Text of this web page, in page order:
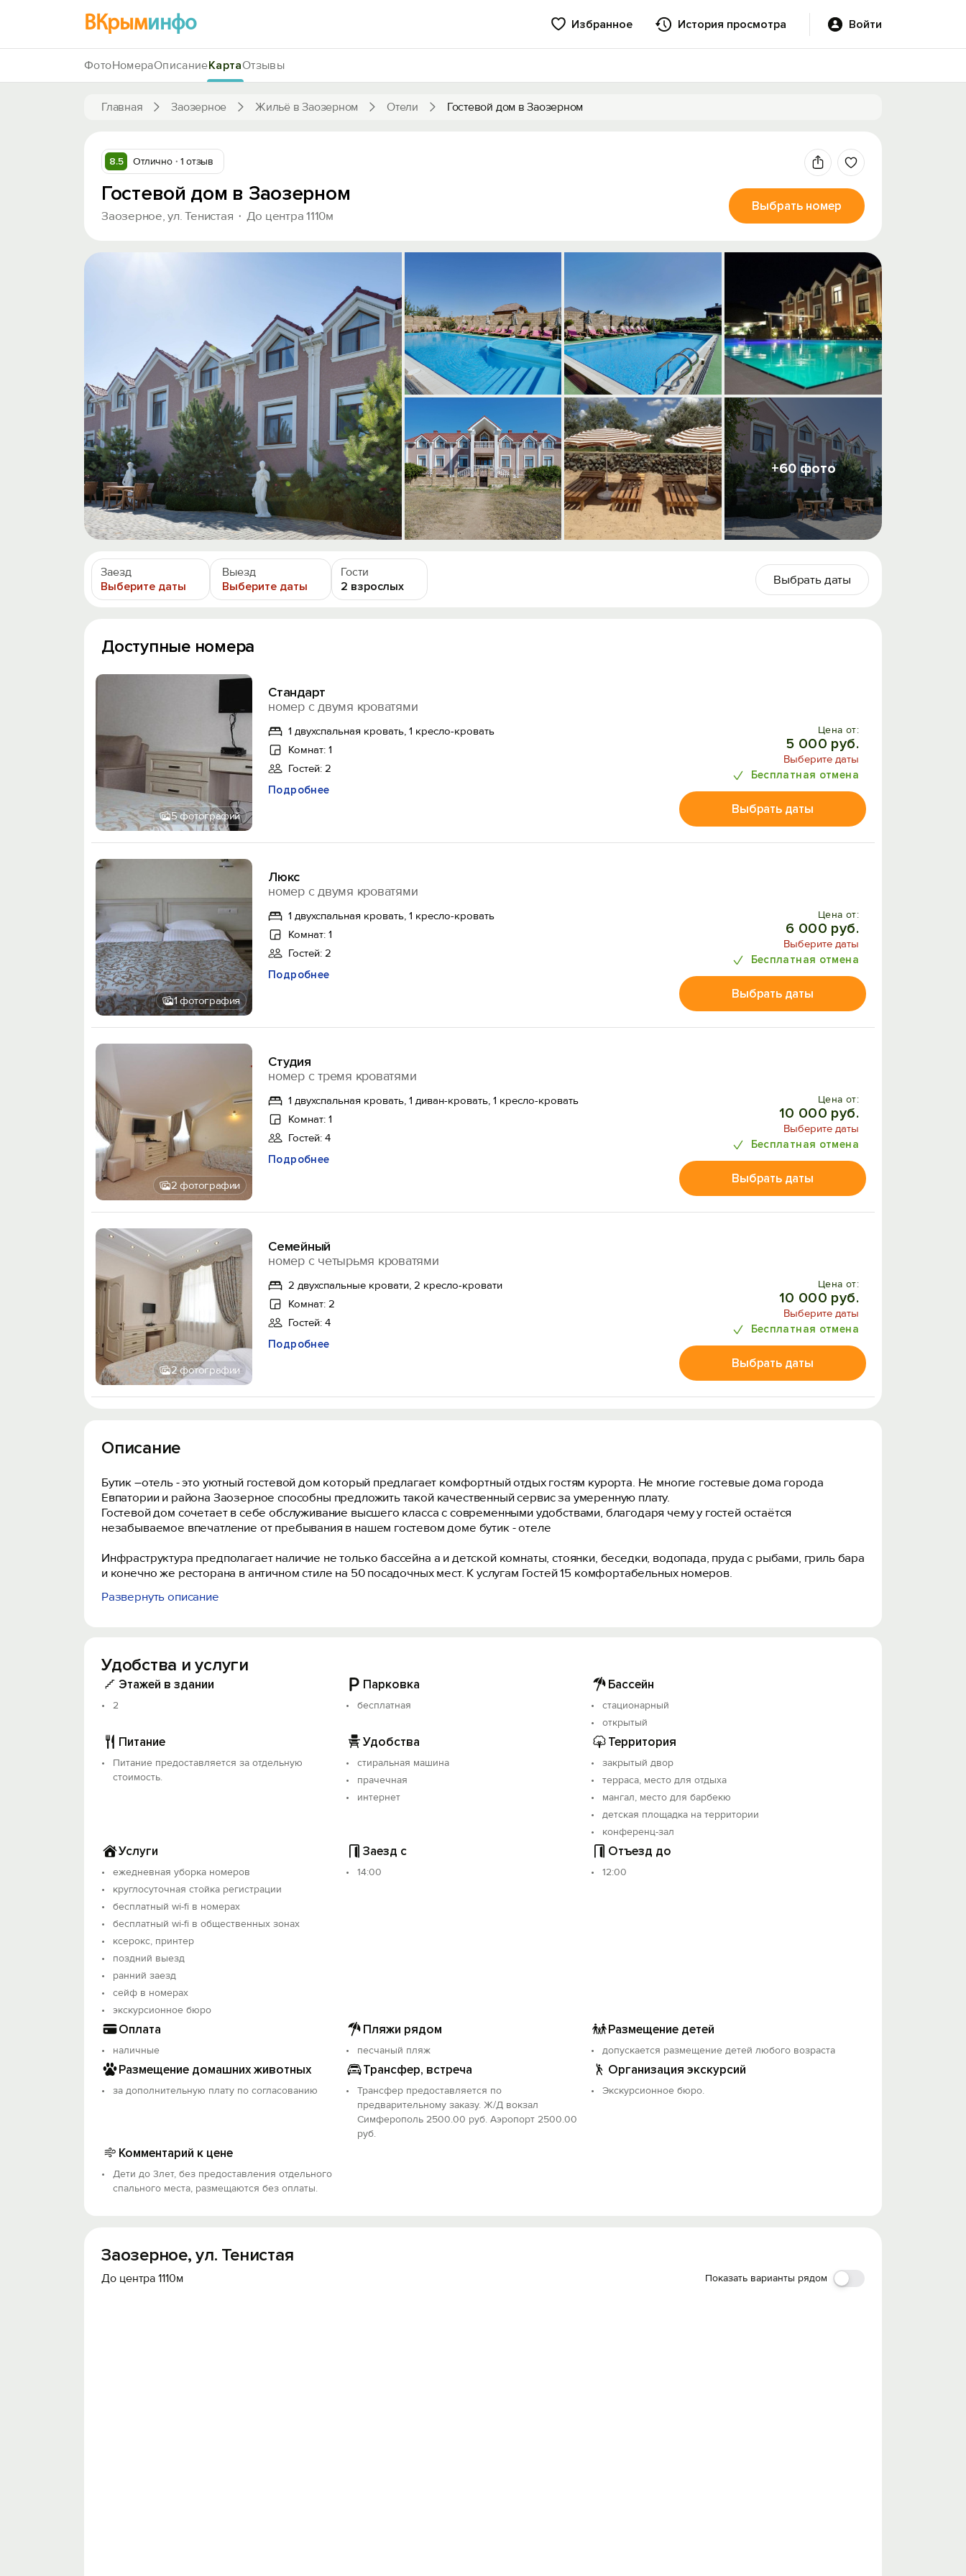
ВКрыминфо Избранное История просмотра Войти
Главная Заозерное Жильё в Заозерном Отели Гостевой дом в Заозерном
ФотоНомераОписаниеКартаОтзывы
+60 фото
8.5 Отлично 1 отзыв
Гостевой дом в Заозерном
Заозерное, ул. Тенистая До центра 1110м
Выбрать номер
Заезд
Выберите даты
Выезд
Выберите даты
Гости
2 взрослых
Выбрать даты
Доступные номера
5 фотографий
Стандарт
номер с двумя кроватями
1 двухспальная кровать, 1 кресло-кровать
Комнат: 1
Гостей: 2
Подробнее
Цена от:
5 000 руб.
Выберите даты
Бесплатная отмена
Выбрать даты
1 фотография
Люкс
номер с двумя кроватями
1 двухспальная кровать, 1 кресло-кровать
Комнат: 1
Гостей: 2
Подробнее
Цена от:
6 000 руб.
Выберите даты
Бесплатная отмена
Выбрать даты
2 фотографии
Студия
номер с тремя кроватями
1 двухспальная кровать, 1 диван-кровать, 1 кресло-кровать
Комнат: 1
Гостей: 4
Подробнее
Цена от:
10 000 руб.
Выберите даты
Бесплатная отмена
Выбрать даты
2 фотографии
Семейный
номер с четырьмя кроватями
2 двухспальные кровати, 2 кресло-кровати
Комнат: 2
Гостей: 4
Подробнее
Цена от:
10 000 руб.
Выберите даты
Бесплатная отмена
Выбрать даты
Описание
Бутик –отель - это уютный гостевой дом который предлагает комфортный отдых гостям курорта. Не многие гостевые дома города
Евпатории и района Заозерное способны предложить такой качественный сервис за умеренную плату.
Гостевой дом сочетает в себе обслуживание высшего класса с современными удобствами, благодаря чему у гостей остаётся
незабываемое впечатление от пребывания в нашем гостевом доме бутик - отеле
Инфраструктура предполагает наличие не только бассейна а и детской комнаты, стоянки, беседки, водопада, пруда с рыбами, гриль бара
и конечно же ресторана в античном стиле на 50 посадочных мест. К услугам Гостей 15 комфортабельных номеров.
Бутик- отель готов предложить Вам теплый бассейн где можно комфортно проводить время можно уже с начала июня и до конца
Приезжайте, мы Вас не разочаруем!
Объект прошёл классификацию. Номер реестровой записи: С912025014241.
Развернуть описание
Удобства и услуги
Этажей в здании
2
Парковка
бесплатная
Бассейн
стационарный
открытый
Питание
Питание предоставляется за отдельную
стоимость.
Удобства
стиральная машина
прачечная
интернет
Территория
закрытый двор
терраса, место для отдыха
мангал, место для барбекю
детская площадка на территории
конференц-зал
Услуги
ежедневная уборка номеров
круглосуточная стойка регистрации
бесплатный wi-fi в номерах
бесплатный wi-fi в общественных зонах
ксерокс, принтер
поздний выезд
ранний заезд
сейф в номерах
экскурсионное бюро
Заезд с
14:00
Отъезд до
12:00
Оплата
наличные
Пляжи рядом
песчаный пляж
Размещение детей
допускается размещение детей любого возраста
Размещение домашних животных
за дополнительную плату по согласованию
Трансфер, встреча
Трансфер предоставляется по
предварительному заказу. Ж/Д вокзал
Симферополь 2500.00 руб. Аэропорт 2500.00
руб.
Организация экскурсий
Экскурсионное бюро.
Комментарий к цене
Дети до 3лет, без предоставления отдельного
спального места, размещаются без оплаты.
Заозерное, ул. Тенистая
До центра 1110м Показать варианты рядом
Вход на сайт
Войти илиЗарегистрироваться